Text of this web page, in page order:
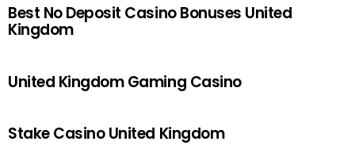
Best No Deposit Casino Bonuses United
Kingdom
United Kingdom Gaming Casino
Stake Casino United Kingdom